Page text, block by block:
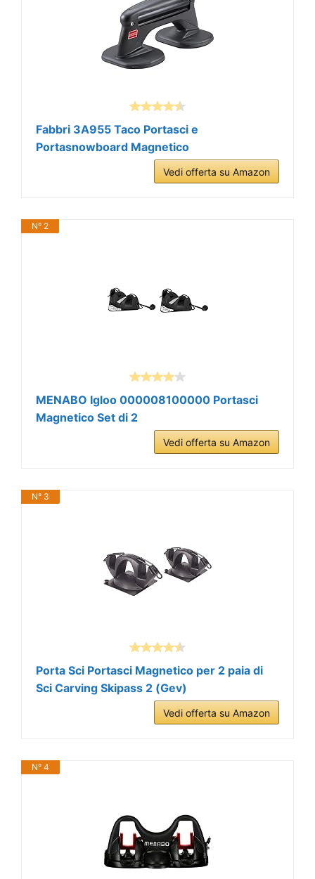
Fabbri 3A955 Taco Portasci e
Portasnowboard Magnetico
Vedi offerta su Amazon
N° 2
MENABO Igloo 000008100000 Portasci
Magnetico Set di 2
Vedi offerta su Amazon
N° 3
Porta Sci Portasci Magnetico per 2 paia di
Sci Carving Skipass 2 (Gev)
Vedi offerta su Amazon
N° 4